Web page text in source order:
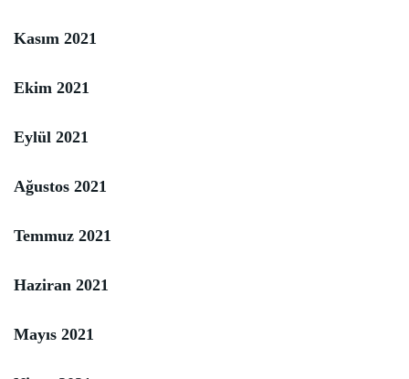
Kasım 2021
Ekim 2021
Eylül 2021
Ağustos 2021
Temmuz 2021
Haziran 2021
Mayıs 2021